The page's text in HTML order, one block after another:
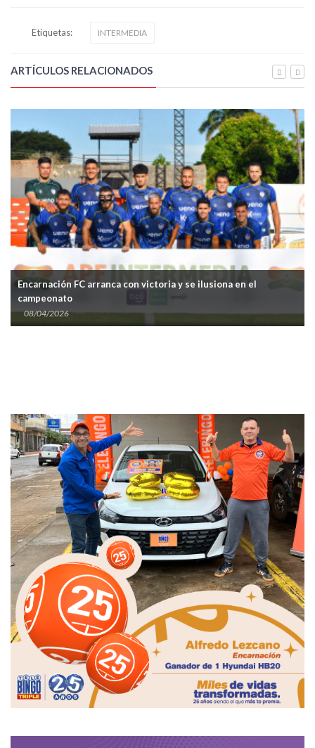
Etiquetas: INTERMEDIA
ARTÍCULOS RELACIONADOS
Encarnación FC arranca con victoria y se ilusiona en el
campeonato
08/04/2026